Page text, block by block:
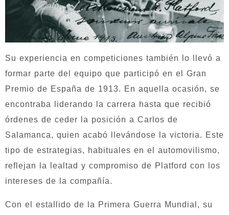
Su experiencia en competiciones también lo llevó a
formar parte del equipo que participó en el Gran
Premio de España de 1913. En aquella ocasión, se
encontraba liderando la carrera hasta que recibió
órdenes de ceder la posición a Carlos de
Salamanca, quien acabó llevándose la victoria. Este
tipo de estrategias, habituales en el automovilismo,
reflejan la lealtad y compromiso de Platford con los
intereses de la compañía.
Con el estallido de la Primera Guerra Mundial, su